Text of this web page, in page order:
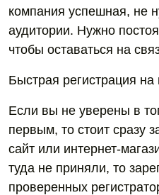
компания успешная, не
аудитории. Нужно
чтобы оставаться на
Быстрая регистрация
Если вы не уверены в
первым, то стоит сразу
сайт или интернет-
туда не приняли, то
проверенных